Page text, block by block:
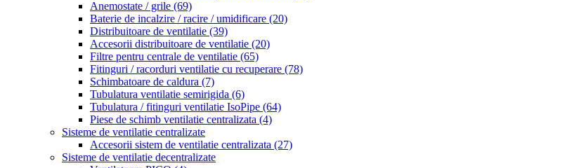
Anemostate / grile (69)
Baterie de incalzire / racire / umidificare (20)
Distribuitoare de ventilatie (39)
Accesorii distribuitoare de ventilatie (20)
Filtre pentru centrale de ventilatie (65)
Fitinguri / racorduri ventilatie cu recuperare (78)
Schimbatoare de caldura (7)
Tubulatura ventilatie semirigida (6)
Tubulatura / fitinguri ventilatie IsoPipe (64)
Piese de schimb ventilatie centralizata (4)
Sisteme de ventilatie centralizate
Accesorii sistem de ventilatie centralizata (27)
Sisteme de ventilatie decentralizate